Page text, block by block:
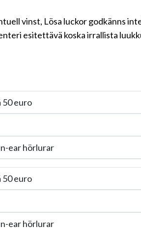
vinst, Lösa luckor godkänns
esitettävä koska irrallista
50 euro
ear hörlurar
50 euro
ear hörlurar